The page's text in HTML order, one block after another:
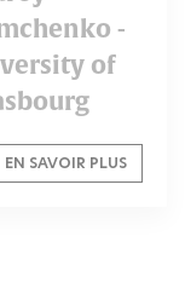
-
of
EN SAVOIR PLUS